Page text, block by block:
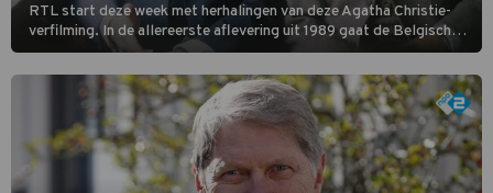
RTL start deze week met herhalingen van deze Agatha Christie-
verfilming. In de allereerste aflevering uit 1989 gaat de Belgische
speurder op zoek naar een vermiste kok. Poirot raakt al snel
verwikkeld in een moordzaak. (HH)